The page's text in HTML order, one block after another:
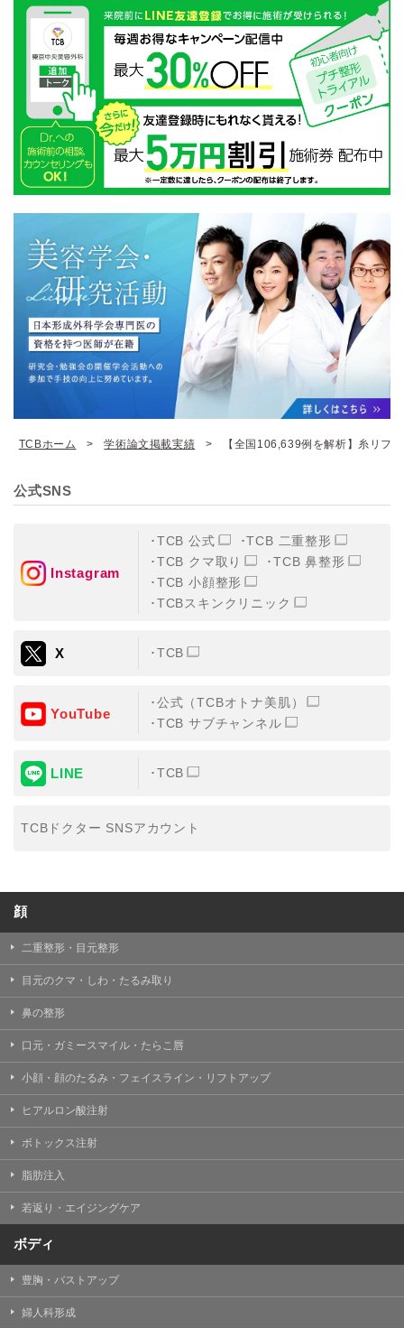
TCBホーム 学術論文掲載実績 【全国106,639例を解析】糸リフ
公式SNS
Instagram
TCB 公式
TCB 二重整形
TCB クマ取り
TCB 鼻整形
TCB 小顔整形
TCBスキンクリニック
X TCB
YouTube
公式（TCBオトナ美肌）
TCB サブチャンネル
LINE TCB
TCBドクター SNSアカウント
顔
二重整形・目元整形
目元のクマ・しわ・たるみ取り
鼻の整形
口元・ガミースマイル・たらこ唇
小顔・顔のたるみ・フェイスライン・リフトアップ
ヒアルロン酸注射
ボトックス注射
脂肪注入
若返り・エイジングケア
ボディ
豊胸・バストアップ
婦人科形成